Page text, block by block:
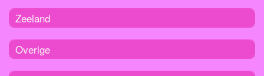
Zeeland
Overige